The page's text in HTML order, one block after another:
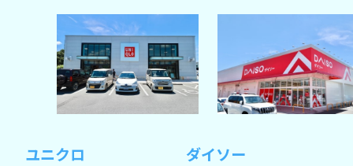
ユニクロ ダイソー